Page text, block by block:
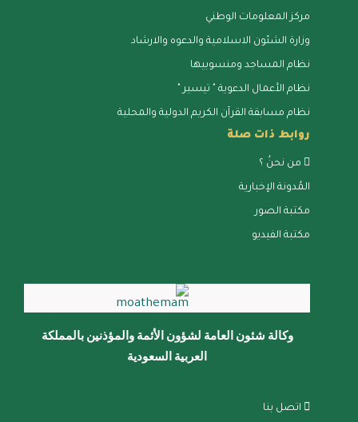
مركز المعلومات الوطني
وزارة الشئون الاسلامية والدعوه والارشاد
نظام المساجد ومنسوبيها
نظام الأعمال الدعوية " تيسير "
نظام مسابقة القرآن الكريم الدولية والمحلية
روابط ذات صلة
من نحنُ ؟
المُدونة الإخبارية
مكتبة الصور
مكتبة الفيديو
وكالة شئون العامة لشؤون الأئمة والمؤذنين بالمملكة
العربية السعودية
اتصل بنا